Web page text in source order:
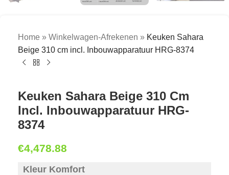
Home » Winkelwagen-Afrekenen » Keuken Sahara
Beige 310 cm incl. Inbouwapparatuur HRG-8374
Keuken Sahara Beige 310 Cm
Incl. Inbouwapparatuur HRG-
8374
€4,478.88
Kleur Komfort